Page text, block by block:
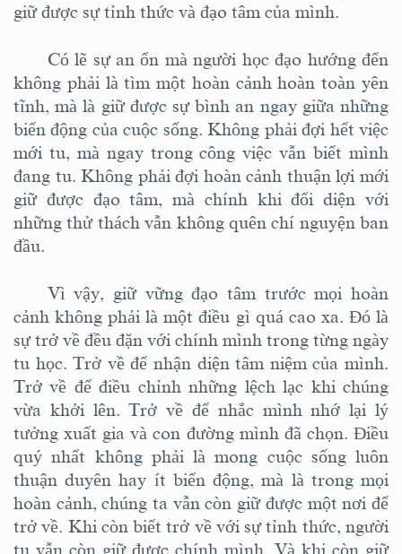
giữ được sự tỉnh thức và đạo tâm của mình.
Có lẽ sự an ổn mà người học đạo hướng đến
không phải là tìm một hoàn cảnh hoàn toàn yên
tĩnh, mà là giữ được sự bình an ngay giữa những
biến động của cuộc sống. Không phải đợi hết việc
mới tu, mà ngay trong công việc vẫn biết mình
đang tu. Không phải đợi hoàn cảnh thuận lợi mới
giữ được đạo tâm, mà chính khi đối diện với
những thử thách vẫn không quên chí nguyện ban
đầu.
Vì vậy, giữ vững đạo tâm trước mọi hoàn
cảnh không phải là một điều gì quá cao xa. Đó là
sự trở về đều đặn với chính mình trong từng ngày
tu học. Trở về để nhận diện tâm niệm của mình.
Trở về để điều chỉnh những lệch lạc khi chúng
vừa khởi lên. Trở về để nhắc mình nhớ lại lý
tưởng xuất gia và con đường mình đã chọn. Điều
quý nhất không phải là mong cuộc sống luôn
thuận duyên hay ít biến động, mà là trong mọi
hoàn cảnh, chúng ta vẫn còn giữ được một nơi để
trở về. Khi còn biết trở về với sự tỉnh thức, người
tu vẫn còn giữ được chính mình. Và khi còn giữ